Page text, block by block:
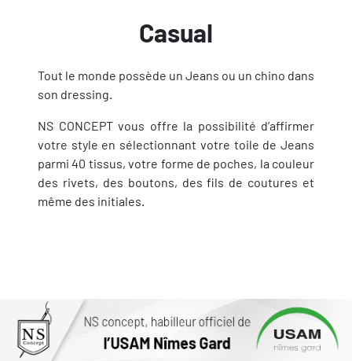
Casual
Tout le monde possède un Jeans ou un chino dans
son dressing.
NS CONCEPT vous offre la possibilité d’affirmer
votre style en sélectionnant votre toile de Jeans
parmi 40 tissus, votre forme de poches, la couleur
des rivets, des boutons, des fils de coutures et
même des initiales.